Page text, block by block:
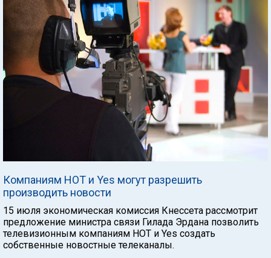
Компаниям HOT и Yes могут разрешить
производить новости
15 июля экономическая комиссия Кнессета рассмотрит
предложение министра связи Гилада Эрдана позволить
телевизионным компаниям HOT и Yes создать
собственные новостные телеканалы.